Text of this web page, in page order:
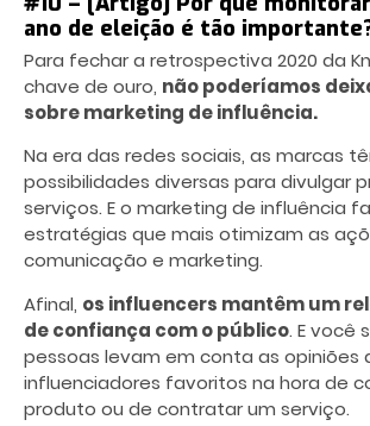
ano de eleição é tão
Para fechar a retrospectiva 2020 da
chave de ouro, não poderíamos
sobre marketing de influência.
Na era das redes sociais, as marcas
possibilidades diversas para divulgar
serviços. E o marketing de influência
estratégias que mais otimizam as
comunicação e marketing.
Afinal, os influencers mantêm um
de confiança com o público. E você
pessoas levam em conta as opiniões
influenciadores favoritos na hora de
produto ou de contratar um serviço.